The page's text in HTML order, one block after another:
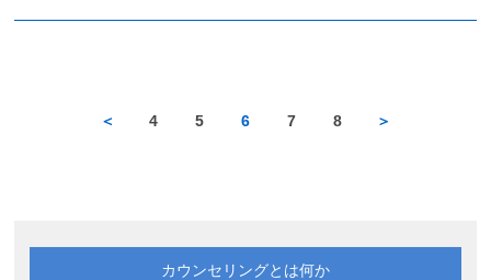
＜ 4 5 6 7 8 ＞
カウンセリングとは何か